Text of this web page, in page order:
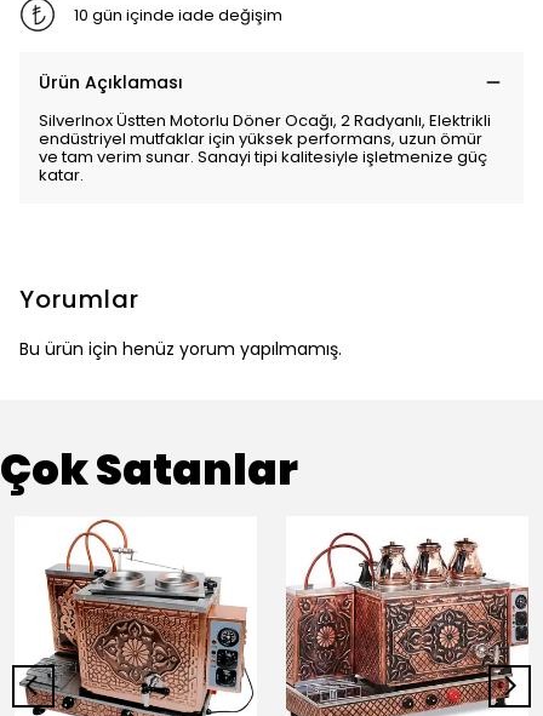
10 gün içinde iade değişim
Ürün Açıklaması
SilverInox Üstten Motorlu Döner Ocağı, 2 Radyanlı, Elektrikli
endüstriyel mutfaklar için yüksek performans, uzun ömür
ve tam verim sunar. Sanayi tipi kalitesiyle işletmenize güç
katar.
Yorumlar
Bu ürün için henüz yorum yapılmamış.
Çok Satanlar